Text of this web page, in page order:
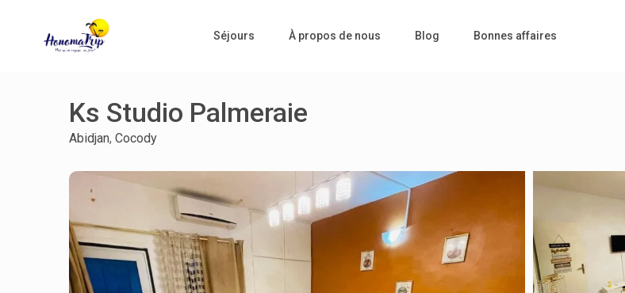
Séjours À propos de nous Blog Bonnes affaires
Ks Studio Palmeraie
Abidjan, Cocody